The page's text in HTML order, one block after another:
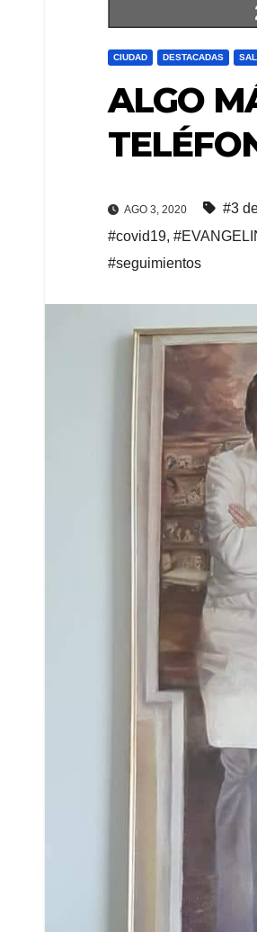
CIUDAD DESTACADAS
ALGO
AGO 3, 2020 #3
#covid19,
#seguimientos